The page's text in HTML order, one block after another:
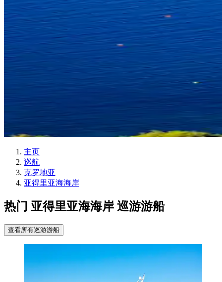
主页
巡航
克罗地亚
亚得里亚海海岸
热门 亚得里亚海海岸 巡游游船
查看所有巡游游船